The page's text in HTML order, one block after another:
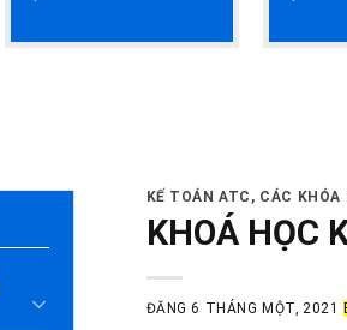
KẾ TOÁN ATC , CÁC KHÓA
KHOÁ HỌC
ĐĂNG6 THÁNG MỘT, 2021